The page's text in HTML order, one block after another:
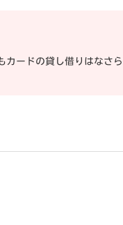
カードの貸し借りはなさ